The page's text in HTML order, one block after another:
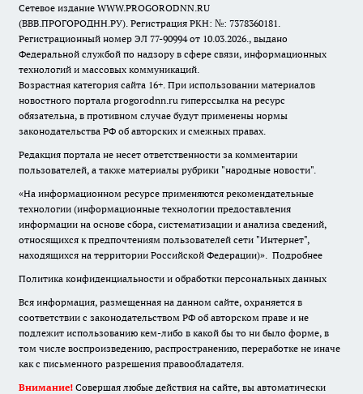
Сетевое издание WWW.PROGORODNN.RU
(ВВВ.ПРОГОРОДНН.РУ). Регистрация РКН: №: 7378360181.
Регистрационный номер ЭЛ 77-90994 от 10.03.2026., выдано
Федеральной службой по надзору в сфере связи, информационных
технологий и массовых коммуникаций.
Возрастная категория сайта 16+. При использовании материалов
новостного портала progorodnn.ru гиперссылка на ресурс
обязательна, в противном случае будут применены нормы
законодательства РФ об авторских и смежных правах.
Редакция портала не несет ответственности за комментарии
пользователей, а также материалы рубрики "народные новости".
«На информационном ресурсе применяются рекомендательные
технологии (информационные технологии предоставления
информации на основе сбора, систематизации и анализа сведений,
относящихся к предпочтениям пользователей сети "Интернет",
находящихся на территории Российской Федерации)». Подробнее
Политика конфиденциальности и обработки персональных данных
Вся информация, размещенная на данном сайте, охраняется в
соответствии с законодательством РФ об авторском праве и не
подлежит использованию кем-либо в какой бы то ни было форме, в
том числе воспроизведению, распространению, переработке не иначе
как с письменного разрешения правообладателя.
Внимание! Совершая любые действия на сайте, вы автоматически